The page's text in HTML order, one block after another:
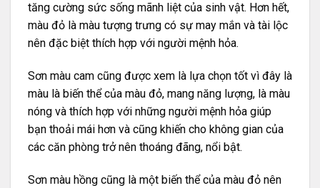
tăng cường sức sống mãnh liệt của sinh vật. Hơn hết,
màu đỏ là màu tượng trưng có sự may mắn và tài lộc
nên đặc biệt thích hợp với người mệnh hỏa.
Sơn màu cam cũng được xem là lựa chọn tốt vì đây là
màu là biến thể của màu đỏ, mang năng lượng, là màu
nóng và thích hợp với những người mệnh hỏa giúp
bạn thoải mái hơn và cũng khiến cho không gian của
các căn phòng trở nên thoáng đãng, nổi bật.
Sơn màu hồng cũng là một biến thể của màu đỏ nên